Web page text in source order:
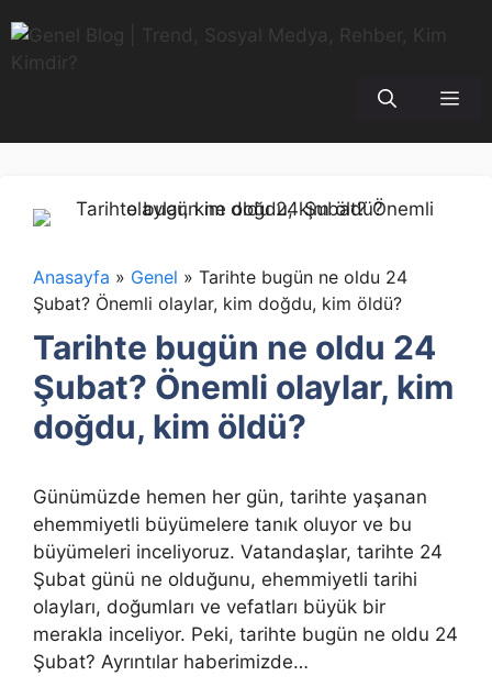
atla
Anasayfa » Genel » Tarihte bugün ne oldu 24
Şubat? Önemli olaylar, kim doğdu, kim öldü?
Tarihte bugün ne oldu 24
Şubat? Önemli olaylar, kim
doğdu, kim öldü?
Günümüzde hemen her gün, tarihte yaşanan
ehemmiyetli büyümelere tanık oluyor ve bu
büyümeleri inceliyoruz. Vatandaşlar, tarihte 24
Şubat günü ne olduğunu, ehemmiyetli tarihi
olayları, doğumları ve vefatları büyük bir
merakla inceliyor. Peki, tarihte bugün ne oldu 24
Şubat? Ayrıntılar haberimizde…